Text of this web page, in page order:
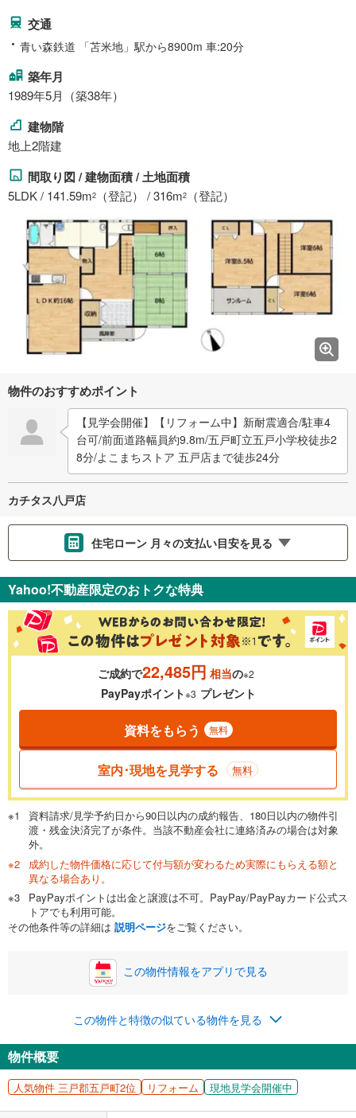
交通
青い森鉄道 「苫米地」駅から8900m 車:20分
築年月
1989年5月（築38年）
建物階
地上2階建
間取り図 / 建物面積 / 土地面積
5LDK / 141.59m2 （登記） / 316m2 （登記）
物件のおすすめポイント
【見学会開催】【リフォーム中】新耐震適合/駐車4
台可/前面道路幅員約9.8m/五戸町立五戸小学校徒歩2
8分/よこまちストア 五戸店まで徒歩24分
カチタス八戸店
住宅ローン 月々の支払い目安を見る
金利 ％
0.01%
一般的には最長35年まで借り入れ可能です。多くの金融機関
が完済時の年齢は80歳までを条件としています。
閉じる
頭金 万円
0万円 1,499万円
自己資金から住宅購入にかけられる金額を入力してくださ
い。一般的には物件価格の2割までが目安です。
閉じる
ボーナス
万円
0円
ナス時の増額分（1回分）を入力してください。
ボーナス払いの限度額は金融機関によって異なります。
閉じる
月々の返済額
Yahoo!不動産限定のおトクな特典
ご成約で22,485円 相当の※2
PayPayポイント※3 プレゼント
資料をもらう 無料
室内･現地を見学する 無料
資料請求/見学予約日から90日以内の成約報告、180日以内の物件引
渡・残金決済完了が条件。当該不動産会社に連絡済みの場合は対象
外。
成約した物件価格に応じて付与額が変わるため実際にもらえる額と
異なる場合あり。
PayPayポイントは出金と譲渡は不可。PayPay/PayPayカード公式ス
トアでも利用可能。
その他条件等の詳細は 説明ページをご覧ください。
この物件情報をアプリで見る
この物件と特徴の似ている物件を見る
物件概要
人気物件 三戸郡五戸町2位 リフォーム 現地見学会開催中